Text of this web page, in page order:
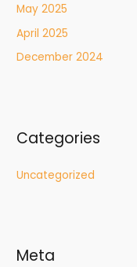
May 2025
April 2025
December 2024
Categories
Uncategorized
Meta